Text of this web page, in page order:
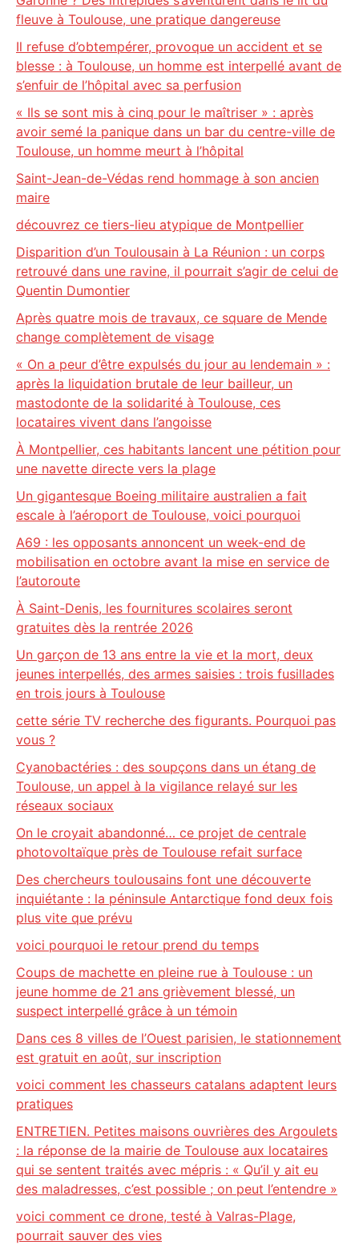
fleuve à Toulouse, une pratique dangereuse
Il refuse d’obtempérer, provoque un accident et se
blesse : à Toulouse, un homme est interpellé avant de
s’enfuir de l’hôpital avec sa perfusion
« Ils se sont mis à cinq pour le maîtriser » : après
avoir semé la panique dans un bar du centre-ville de
Toulouse, un homme meurt à l’hôpital
Saint-Jean-de-Védas rend hommage à son ancien
maire
découvrez ce tiers-lieu atypique de Montpellier
Disparition d’un Toulousain à La Réunion : un corps
retrouvé dans une ravine, il pourrait s’agir de celui de
Quentin Dumontier
Après quatre mois de travaux, ce square de Mende
change complètement de visage
« On a peur d’être expulsés du jour au lendemain » :
après la liquidation brutale de leur bailleur, un
mastodonte de la solidarité à Toulouse, ces
locataires vivent dans l’angoisse
À Montpellier, ces habitants lancent une pétition pour
une navette directe vers la plage
Un gigantesque Boeing militaire australien a fait
escale à l’aéroport de Toulouse, voici pourquoi
A69 : les opposants annoncent un week-end de
mobilisation en octobre avant la mise en service de
l’autoroute
À Saint-Denis, les fournitures scolaires seront
gratuites dès la rentrée 2026
Un garçon de 13 ans entre la vie et la mort, deux
jeunes interpellés, des armes saisies : trois fusillades
en trois jours à Toulouse
cette série TV recherche des figurants. Pourquoi pas
vous ?
Cyanobactéries : des soupçons dans un étang de
Toulouse, un appel à la vigilance relayé sur les
réseaux sociaux
On le croyait abandonné… ce projet de centrale
photovoltaïque près de Toulouse refait surface
Des chercheurs toulousains font une découverte
inquiétante : la péninsule Antarctique fond deux fois
plus vite que prévu
voici pourquoi le retour prend du temps
Coups de machette en pleine rue à Toulouse : un
jeune homme de 21 ans grièvement blessé, un
suspect interpellé grâce à un témoin
Dans ces 8 villes de l’Ouest parisien, le stationnement
est gratuit en août, sur inscription
voici comment les chasseurs catalans adaptent leurs
pratiques
ENTRETIEN. Petites maisons ouvrières des Argoulets
: la réponse de la mairie de Toulouse aux locataires
qui se sentent traités avec mépris : « Qu’il y ait eu
des maladresses, c’est possible ; on peut l’entendre »
voici comment ce drone, testé à Valras-Plage,
pourrait sauver des vies